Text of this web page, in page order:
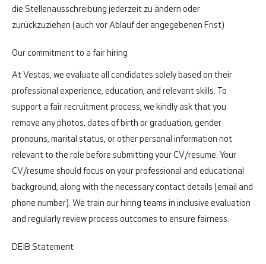
die Stellenausschreibung jederzeit zu ändern oder
zurückzuziehen (auch vor Ablauf der angegebenen Frist)
Our commitment to a fair hiring
At Vestas, we evaluate all candidates solely based on their
professional experience, education, and relevant skills. To
support a fair recruitment process, we kindly ask that you
remove any photos, dates of birth or graduation, gender
pronouns, marital status, or other personal information not
relevant to the role before submitting your CV/resume. Your
CV/resume should focus on your professional and educational
background, along with the necessary contact details (email and
phone number). We train our hiring teams in inclusive evaluation
and regularly review process outcomes to ensure fairness.
DEIB Statement